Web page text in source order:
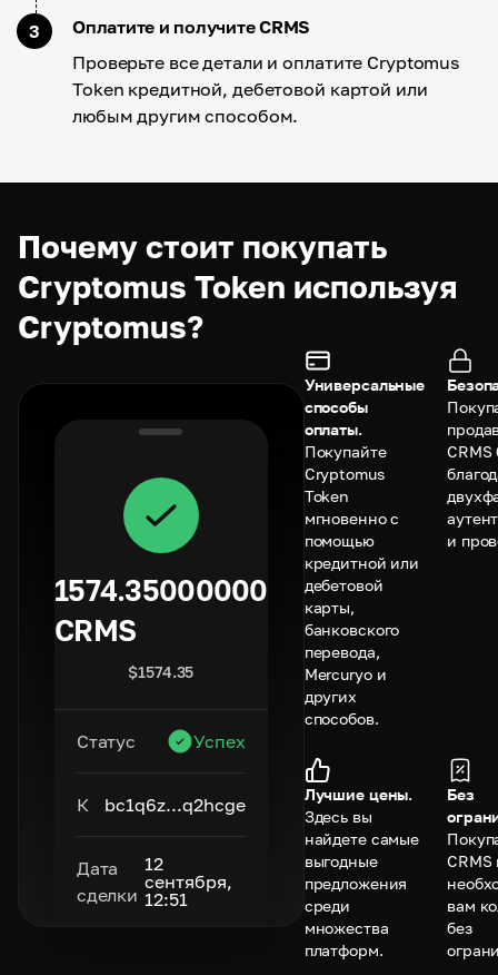
3
Оплатите и получите CRMS
Проверьте все детали и оплатите Cryptomus
Token кредитной, дебетовой картой или
любым другим способом.
Почему стоит покупать
Cryptomus Token используя
Cryptomus?
1574.35000000
CRMS
$1574.35
Статус Успех
К bc1q6z...q2hcge
Дата
сделки
12
сентября,
12:51
Универсальные
способы
оплаты.
Покупайте
Cryptomus
Token
мгновенно с
помощью
кредитной или
дебетовой
карты,
банковского
перевода,
Mercuryo и
других
способов.
CRMS
и
Лучшие цены.
Здесь вы
найдете самые
выгодные
предложения
среди
множества
платформ.
Без
вам
без